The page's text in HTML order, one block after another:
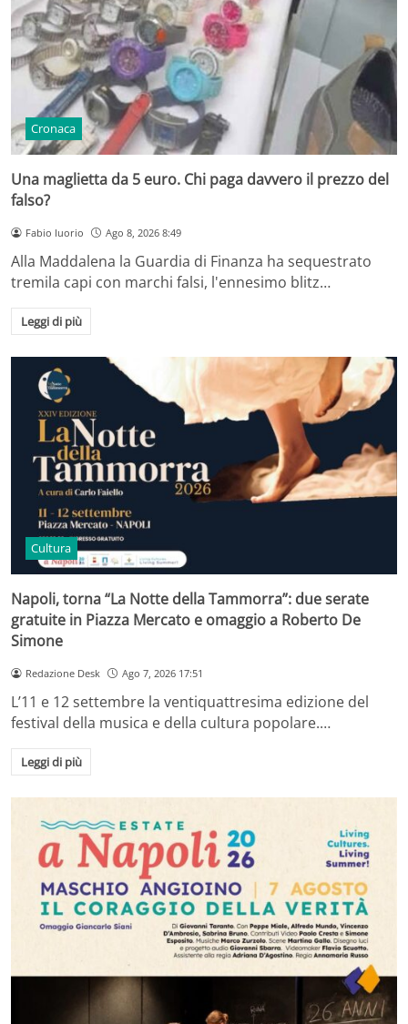
Cronaca
Una maglietta da 5 euro. Chi paga davvero il prezzo del
falso?
Fabio Iuorio Ago 8, 2026 8:49
Alla Maddalena la Guardia di Finanza ha sequestrato
tremila capi con marchi falsi, l'ennesimo blitz…
Leggi di più
Cultura
Napoli, torna “La Notte della Tammorra”: due serate
gratuite in Piazza Mercato e omaggio a Roberto De
Simone
Redazione Desk Ago 7, 2026 17:51
L’11 e 12 settembre la ventiquattresima edizione del
festival della musica e della cultura popolare.…
Leggi di più